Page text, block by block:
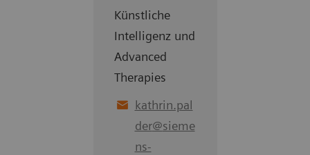
Künstliche
Intelligenz und
Advanced
Therapies
kathrin.pal
der@sieme
ns-